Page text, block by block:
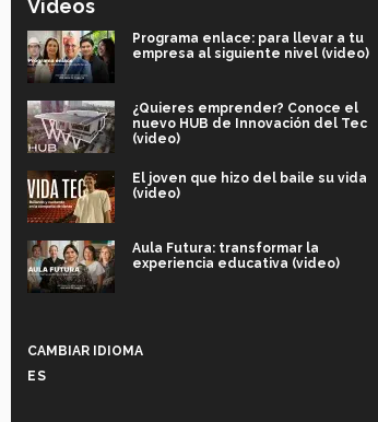
Videos
Programa enlace: para llevar a tu
empresa al siguiente nivel (video)
¿Quieres emprender? Conoce el
nuevo HUB de Innovación del Tec
(video)
El joven que hizo del baile su vida
(video)
Aula Futura: transformar la
experiencia educativa (video)
CAMBIAR IDIOMA
ES